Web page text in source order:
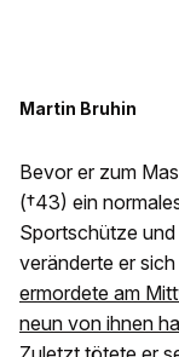
Martin Bruhin
Bevor er zum
(†43) ein
Sportschütze
veränderte er
ermordete am
neun von ihnen